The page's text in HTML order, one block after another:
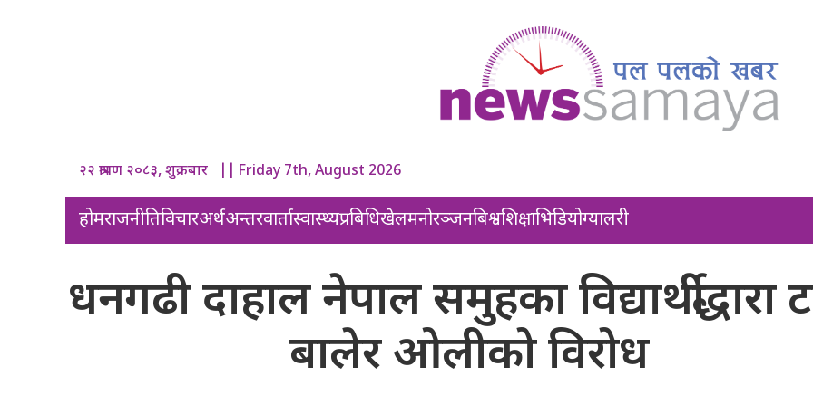
२२ श्रावण २०८३, शुक्रबार || Friday 7th, August 2026
होमराजनीतिविचारअर्थअन्तरवार्तास्वास्थ्यप्रबिधिखेलमनोरञ्जनबिश्वशिक्षाभिडियोग्यालरी
धनगढी दाहाल नेपाल समुहका विद्यार्थीद्धारा
बालेर ओलीको विरोध